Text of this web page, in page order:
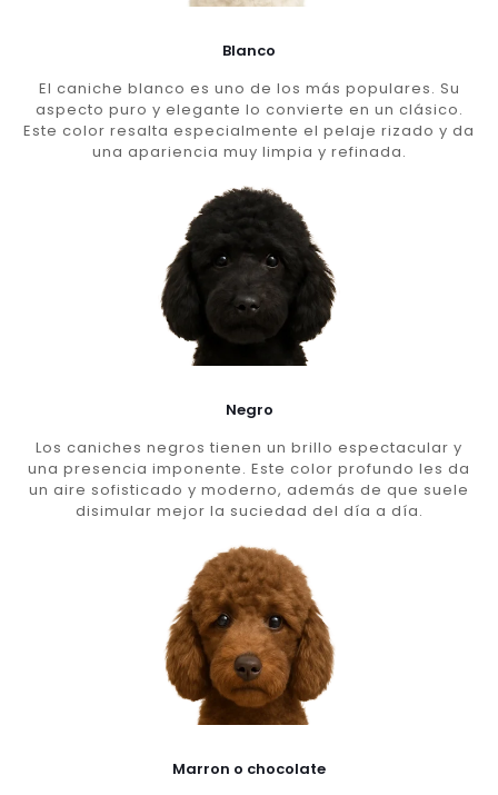
Blanco
El caniche blanco es uno de los más populares. Su
aspecto puro y elegante lo convierte en un clásico.
Este color resalta especialmente el pelaje rizado y da
una apariencia muy limpia y refinada.
Negro
Los caniches negros tienen un brillo espectacular y
una presencia imponente. Este color profundo les da
un aire sofisticado y moderno, además de que suele
disimular mejor la suciedad del día a día.
Marron o chocolate